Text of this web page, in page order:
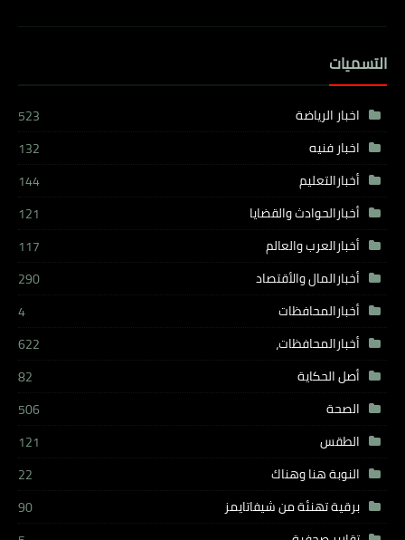
التسميات
اخبار الرياضة
523
اخبار فنيه
132
أخبارالتعليم
144
أخبارالحوادث والقضايا
121
أخبارالعرب والعالم
117
أخبارالمال والأقتصاد
290
أخبارالمحافظات
4
أخبارالمحافظات،
622
أصل الحكاية
82
الصحة
506
الطقس
121
النوبة هنا وهناك
22
برقية تهنئة من شيفاتايمز
90